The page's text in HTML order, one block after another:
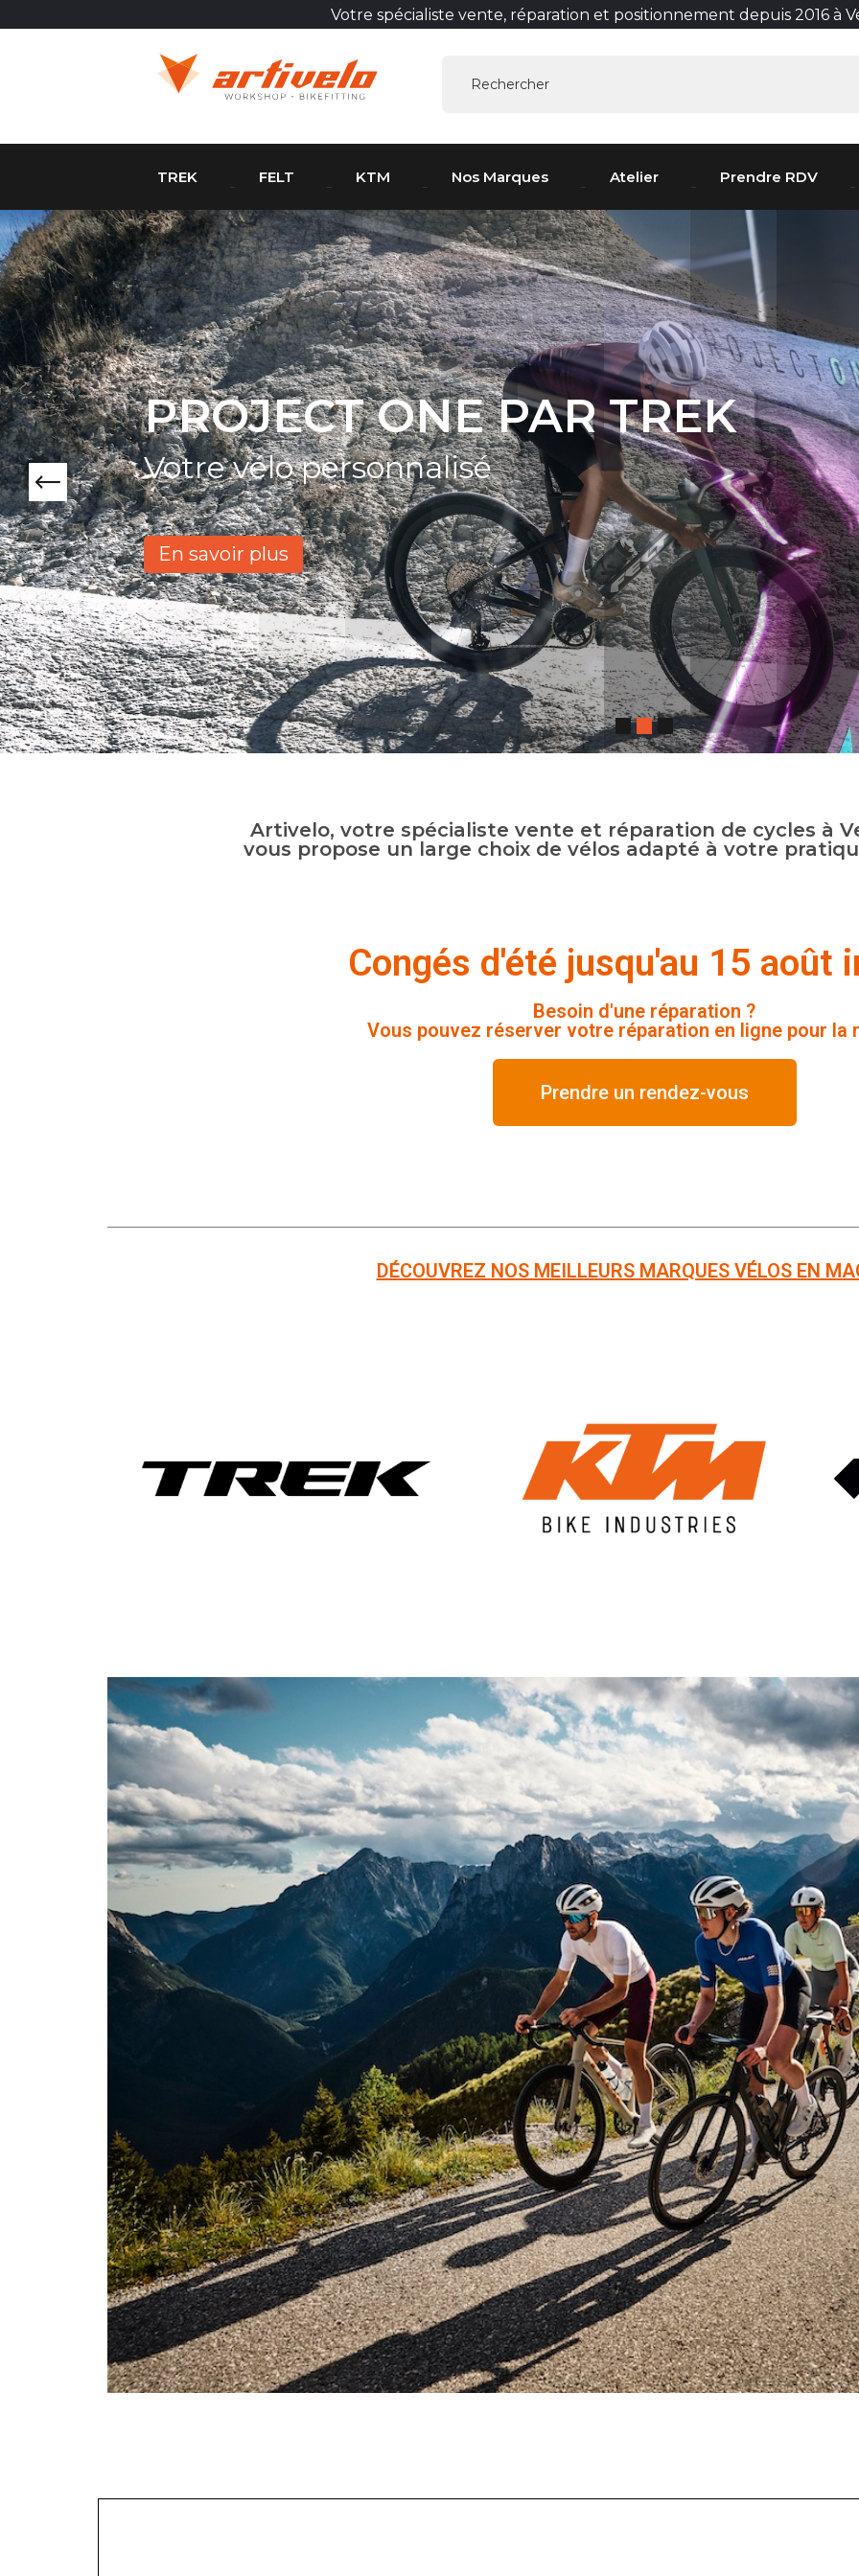
Votre spécialiste vente, réparation et positionnement depuis 2016 à
TREK FELT KTM Nos Marques Atelier Prendre RDV
PROJECT ONE PAR TREK
Votre vélo personnalisé
En savoir plus
Artivelo, votre spécialiste vente et réparation de cycles à
vous propose un large choix de vélos adapté à votre
Congés d'été jusqu'au 15 août
Besoin d'une réparation ?
Vous pouvez réserver votre réparation en ligne pour la
Prendre un rendez-vous
DÉCOUVREZ NOS MEILLEURS MARQUES VÉLOS EN